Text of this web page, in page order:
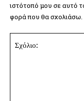
ιστότοπό μου σε αυτό
φορά που θα σχολιάσω.